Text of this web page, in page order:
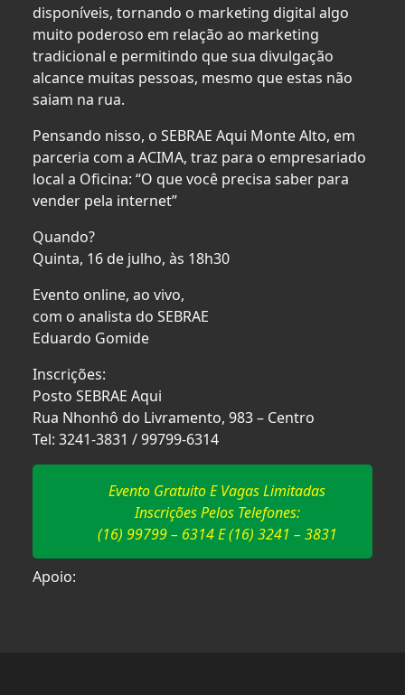
disponíveis, tornando o marketing digital algo
muito poderoso em relação ao marketing
tradicional e permitindo que sua divulgação
alcance muitas pessoas, mesmo que estas não
saiam na rua.
Pensando nisso, o SEBRAE Aqui Monte Alto, em
parceria com a ACIMA, traz para o empresariado
local a Oficina: “O que você precisa saber para
vender pela internet”
Quando?
Quinta, 16 de julho, às 18h30
Evento online, ao vivo,
com o analista do SEBRAE
Eduardo Gomide
Inscrições:
Posto SEBRAE Aqui
Rua Nhonhô do Livramento, 983 – Centro
Tel: 3241-3831 / 99799-6314
Evento Gratuito E Vagas Limitadas
Inscrições Pelos Telefones:
(16) 99799 – 6314 E (16) 3241 – 3831
Apoio: